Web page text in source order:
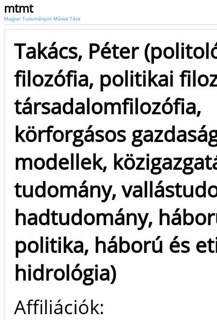
mtmt
Magyar Tudományos Művek Tára
Takács, Péter
filozófia, politikai
társadalomfilozófia,
körforgásos
modellek,
tudomány,
hadtudomány,
politika, háború és
hidrológia)
Affiliációk